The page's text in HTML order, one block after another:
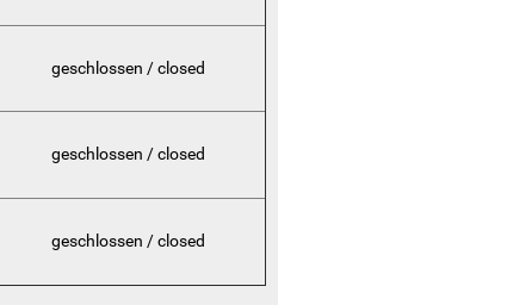
geschlossen / closed
geschlossen / closed
geschlossen / closed